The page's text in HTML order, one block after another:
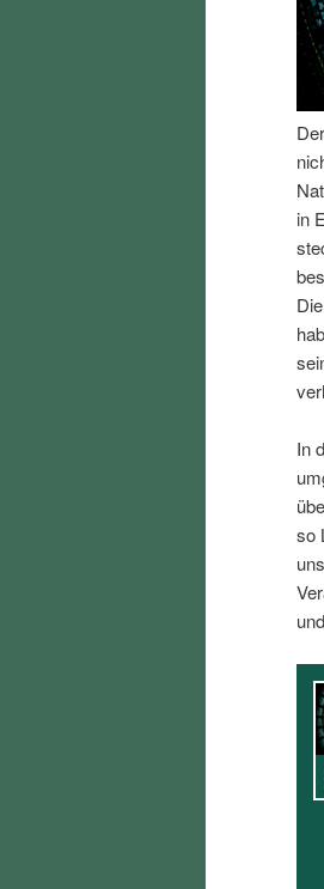
I
h
a
t
r
i
n
I
n
l
t
r
i
in
In
so